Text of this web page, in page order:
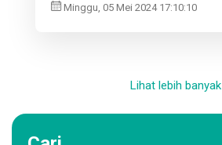
Minggu, 05 Mei 2024 17:10:10
Lihat lebih banyak